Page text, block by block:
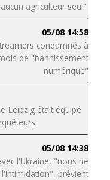
agriculteur seul"
05/08 14:58
condamnés à
de "bannissement
numérique"
Leipzig était équipé
05/08 14:38
l'Ukraine, "nous ne
prévient